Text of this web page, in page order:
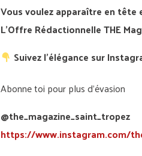
Vous voulez apparaître en
L’Offre Rédactionnelle THE
Suivez l’élégance sur
Abonne toi pour plus d’évasion
@the_magazine_saint_tropez
https://www.instagram.com/